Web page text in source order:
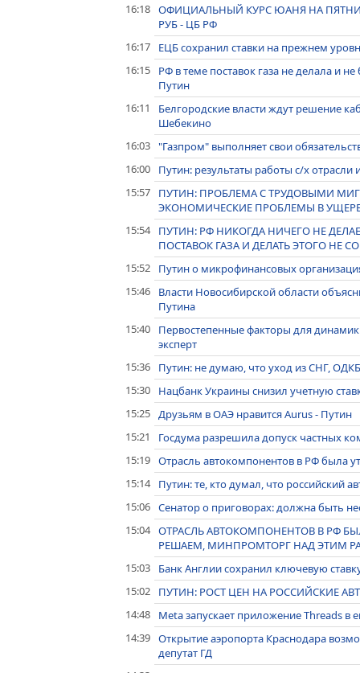
16:18 ОФИЦИАЛЬНЫЙ КУРС ЮАНЯ НА
РУБ - ЦБ РФ
16:17
ЕЦБ сохранил ставки на прежнем
16:15
РФ в теме поставок газа не делала и
Путин
16:11
Белгородские власти ждут решение
Шебекино
16:03 "Газпром" выполняет свои
16:00
Путин: результаты работы с/х
15:57
ПУТИН: ПРОБЛЕМА С ТРУДОВЫМИ
ЭКОНОМИЧЕСКИЕ ПРОБЛЕМЫ В
15:54
ПУТИН: РФ НИКОГДА НИЧЕГО НЕ
ПОСТАВОК ГАЗА И ДЕЛАТЬ ЭТОГО НЕ
15:52
Путин о микрофинансовых
15:46
Власти Новосибирской области
Путина
15:40
Первостепенные факторы для
эксперт
15:36
Путин: не думаю, что уход из СНГ,
15:30
Нацбанк Украины снизил учетную
15:25 Друзьям в ОАЭ нравится Aurus - Путин
15:21
Госдума разрешила допуск частных
15:19 Отрасль автокомпонентов в РФ была
15:14
Путин: те, кто думал, что российский
15:06 Сенатор о приговорах: должна быть
15:04 ОТРАСЛЬ АВТОКОМПОНЕНТОВ В РФ
РЕШАЕМ, МИНПРОМТОРГ НАД ЭТИМ
15:03
Банк Англии сохранил ключевую
15:02
ПУТИН: РОСТ ЦЕН НА РОССИЙСКИЕ
14:48
Meta запускает приложение Threads в
14:39 Открытие аэропорта Краснодара
депутат ГД